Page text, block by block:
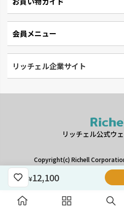
¥12,100
会員メニュー
リッチェル企業サイト
リッチェル公式ウ
Copyright(c) Richell